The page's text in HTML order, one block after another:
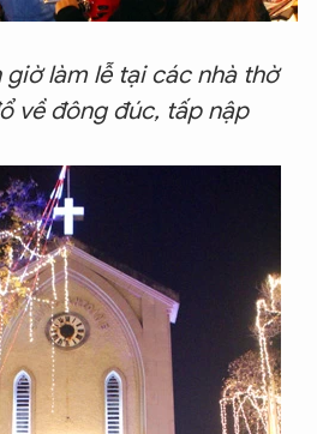
giờ làm lễ tại các nhà thờ
về đông đúc, tấp nập